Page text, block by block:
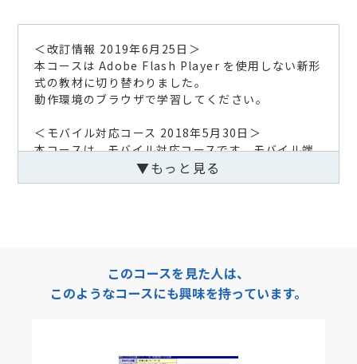
＜改訂情報 2019年6月25日＞
本コースは Adobe Flash Player を使用しない新形
式の教材に切り替わりました。
動作環境のブラウザで学習してください。
＜モバイル対応コース 2018年5月30日＞
本コースは、モバイル対応コースです。モバイル端
末からもご受講できます。
①スマホ、タブレット等モバイル端末に対応いた
②教材内容のまとめPDFファイルを１ファイルに
▼もっと見る
このコースを見た人は、
このようなコースにも興味を持っています。